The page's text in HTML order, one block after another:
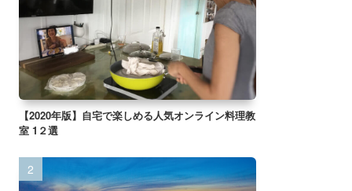
【2020年版】自宅で楽しめる人気オンライン料理教
室 1２選